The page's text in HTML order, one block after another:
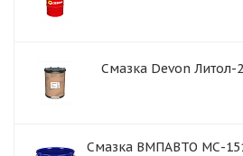
Смазка Devon Литол-
Смазка ВМПАВТО МС-